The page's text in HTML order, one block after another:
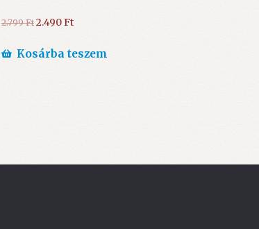
2.799Ft Original
was:
2.490FtCurrent
is:
Kosárba teszem